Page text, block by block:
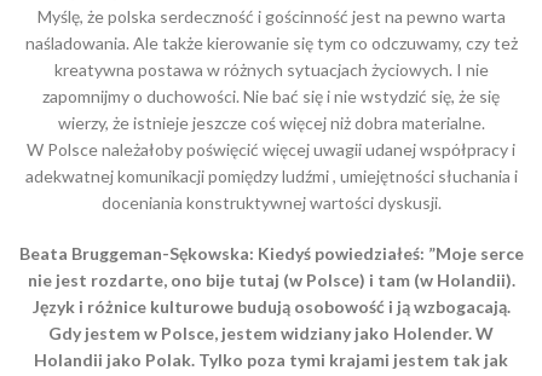
Myślę, że polska serdeczność i gościnność jest na pewno warta
naśladowania. Ale także kierowanie się tym co odczuwamy, czy też
kreatywna postawa w rόżnych sytuacjach życiowych. I nie
zapomnijmy o duchowości. Nie bać się i nie wstydzić się, że się
wierzy, że istnieje jeszcze coś więcej niż dobra materialne.
W Polsce należałoby poświęcić więcej uwagii udanej wspόłpracy i
adekwatnej komunikacji pomiędzy ludźmi , umiejętności słuchania i
doceniania konstruktywnej wartości dyskusji.
Beata Bruggeman-Sękowska: Kiedyś powiedziałeś: ”Moje serce
nie jest rozdarte, ono bije tutaj (w Polsce) i tam (w Holandii).
Język i różnice kulturowe budują osobowość i ją wzbogacają.
Gdy jestem w Polsce, jestem widziany jako Holender. W
Holandii jako Polak. Tylko poza tymi krajami jestem tak jak